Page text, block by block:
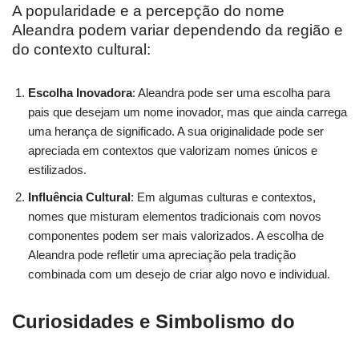
A popularidade e a percepção do nome
Aleandra podem variar dependendo da região e
do contexto cultural:
Escolha Inovadora: Aleandra pode ser uma escolha para
pais que desejam um nome inovador, mas que ainda carrega
uma herança de significado. A sua originalidade pode ser
apreciada em contextos que valorizam nomes únicos e
estilizados.
Influência Cultural: Em algumas culturas e contextos,
nomes que misturam elementos tradicionais com novos
componentes podem ser mais valorizados. A escolha de
Aleandra pode refletir uma apreciação pela tradição
combinada com um desejo de criar algo novo e individual.
Curiosidades e Simbolismo do